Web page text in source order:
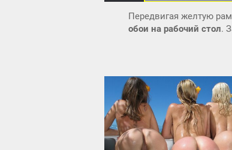
Передвигая желтую
обои на рабочий стол.